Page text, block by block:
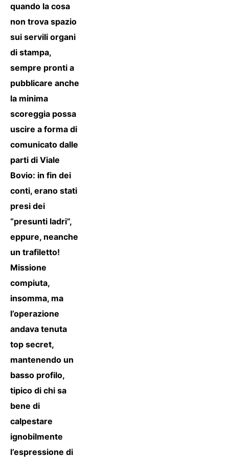
quando la cosa
non trova spazio
sui servili organi
di stampa,
sempre pronti a
pubblicare anche
la minima
scoreggia possa
uscire a forma di
comunicato dalle
parti di Viale
Bovio: in fin dei
conti, erano stati
presi dei
“presunti ladri”,
eppure, neanche
un trafiletto!
Missione
compiuta,
insomma, ma
l’operazione
andava tenuta
top secret,
mantenendo un
basso profilo,
tipico di chi sa
bene di
calpestare
ignobilmente
l’espressione di